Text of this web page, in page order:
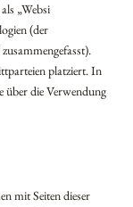
„Website“
(der Einfachheit
platziert. In
die Verwendung
mit Seiten dieser